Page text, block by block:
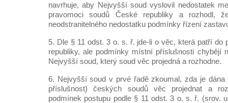
navrhuje, aby Nejvyšší soud vyslovil nedostatek
pravomoci soudů České republiky a rozhodl,
neodstranitelného nedostatku podmínky řízení
5. Dle § 11 odst. 3 o. s. ř. jde-li o věc, která patří do
republiky, ale podmínky místní příslušnosti chybějí
Nejvyšší soud, který soud věc projedná a rozhodne.
6. Nejvyšší soud v prvé řadě zkoumal, zda je dána
příslušnost) českých soudů věc projednat a
podmínek postupu podle § 11 odst. 3 o. s. ř. (srov.